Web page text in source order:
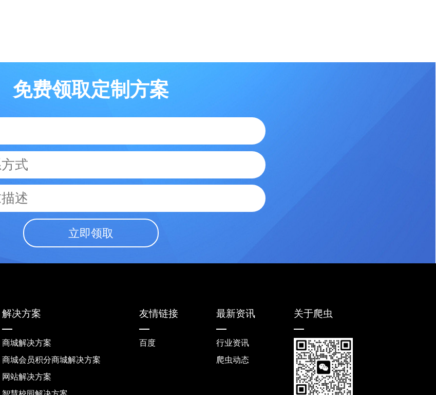
免费领取定制方案
立即领取
解决方案
商城解决方案
商城会员积分商城解决方案
网站解决方案
友情链接
百度
最新资讯
行业资讯
爬虫动态
关于爬虫